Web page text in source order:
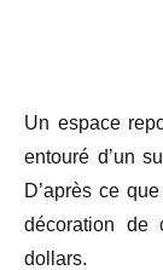
Un espace
entouré d’un
D’après ce
décoration de
dollars.